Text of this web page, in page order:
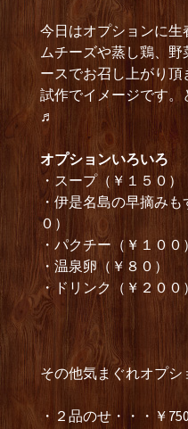
今日はオプションに
ムチーズや蒸し鶏、
ースでお召し上がり
試作でイメージです。
♬
オプションいろいろ
・スープ（￥１５０）
・伊是名島の早摘み
０）
・パクチー（￥１００）
・温泉卵（￥８０）
・ドリンク（￥２００）
その他気まぐれオプシ
・２品のせ・・・￥750